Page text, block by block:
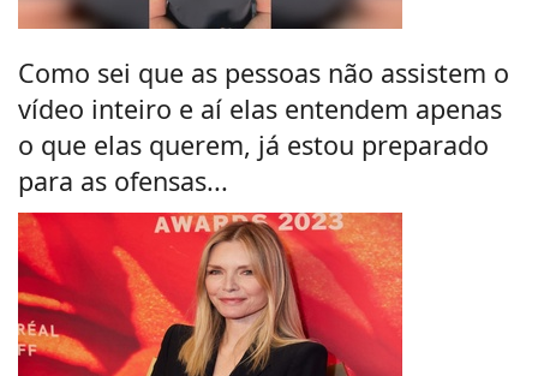
Como sei que as pessoas não assistem o
vídeo inteiro e aí elas entendem apenas
o que elas querem, já estou preparado
para as ofensas...